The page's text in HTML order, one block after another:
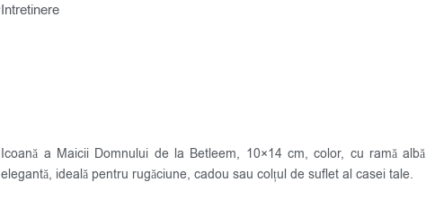
Intretinere
Icoană a Maicii Domnului de la Betleem, 10×14 cm, color, cu ramă albă
elegantă, ideală pentru rugăciune, cadou sau colțul de suflet al casei tale.